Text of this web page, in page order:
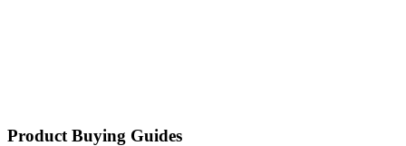
Product Buying Guides